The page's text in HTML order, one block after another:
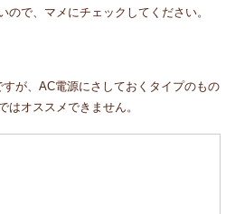
ので、マメにチェックしてください。
が、AC電源にさしておくタイプのもの
はオススメできません。